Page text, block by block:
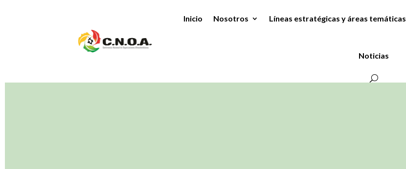
Inicio Nosotros Líneas estratégicas y áreas temáticas
Noticias